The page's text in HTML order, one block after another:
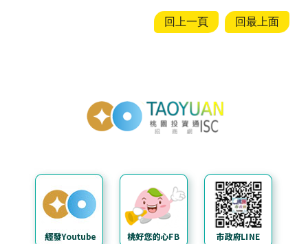
回上一頁 回最上面
投資通招商網